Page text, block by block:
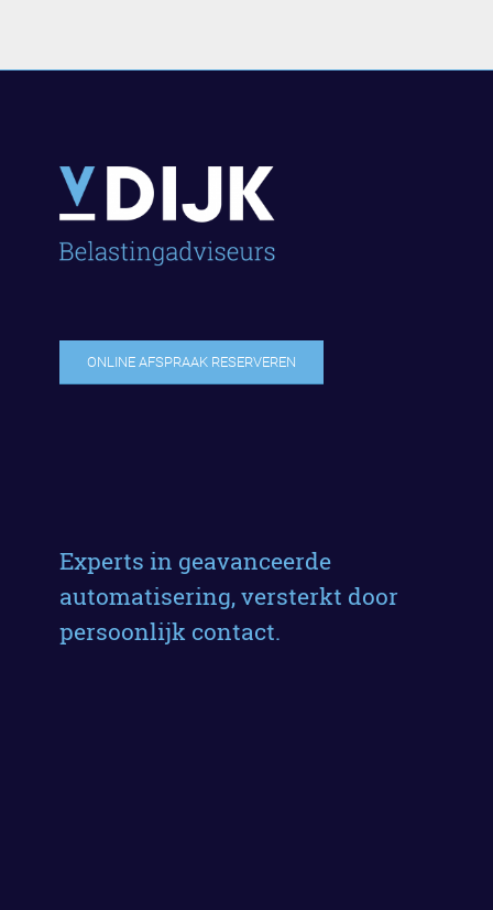
ONLINE AFSPRAAK RESERVEREN
Experts in geavanceerde
automatisering, versterkt door
persoonlijk contact.